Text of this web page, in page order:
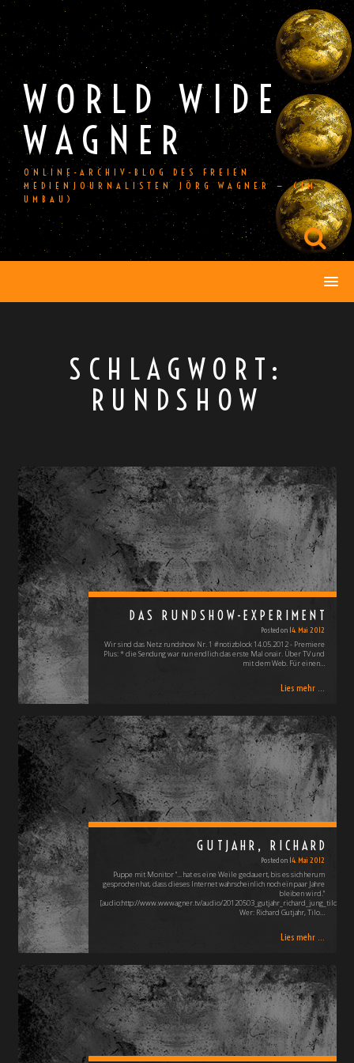
Skip
to
content
WORLD WIDE
WAGNER
ONLINE-ARCHIV-BLOG DES FREIEN
MEDIENJOURNALISTEN JÖRG WAGNER — (IM
UMBAU)
SCHLAGWORT:
RUNDSHOW
DAS RUNDSHOW-EXPERIMENT
Posted on 14. Mai 2012
Wir sind das Netz rundshow Nr. 1 #notizblock 14.05.2012 - Premiere
Plus: * die Sendung war nun endlich das erste Mal onair. Über TV und
mit dem Web. Für einen…
Lies mehr ...
GUTJAHR, RICHARD
Posted on 14. Mai 2012
Puppe mit Monitor "... hat es eine Weile gedauert, bis es sich herum
gesprochen hat, dass dieses Internet wahrscheinlich noch ein paar Jahre
bleiben wird."
[audio:http://www.wwwagner.tv/audio/
Wer: Richard Gutjahr, Tilo…
Lies mehr ...